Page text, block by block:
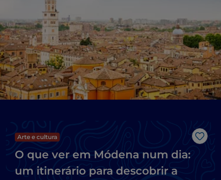
Arte e cultura
O que ver em Módena num dia:
um itinerário para descobrir a